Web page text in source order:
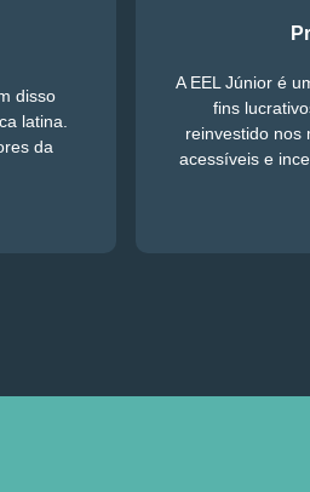
disso
latina.
da
A EEL Júnior é
fins
reinvestido nos
acessíveis e